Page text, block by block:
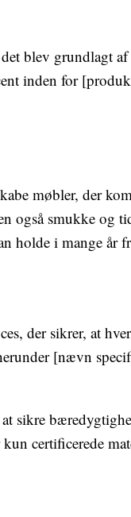
blev grundlagt
inden for
møbler, der
smukke og
holde i mange år
der sikrer, at
[nævn
sikre
certificerede